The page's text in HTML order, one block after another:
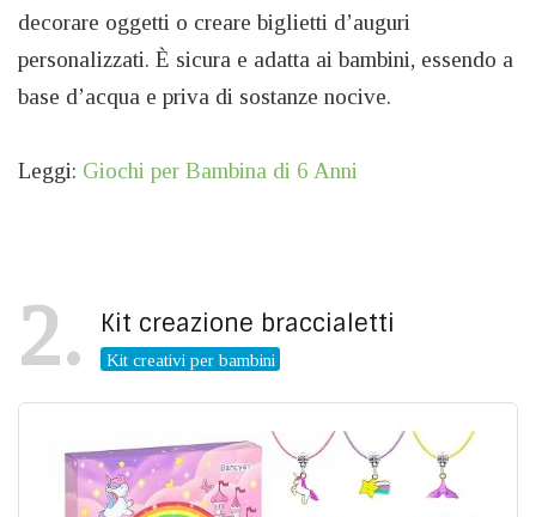
decorare oggetti o creare biglietti d’auguri
personalizzati. È sicura e adatta ai bambini, essendo a
base d’acqua e priva di sostanze nocive.
Leggi: Giochi per Bambina di 6 Anni
2 Kit creazione braccialetti
Kit creativi per bambini